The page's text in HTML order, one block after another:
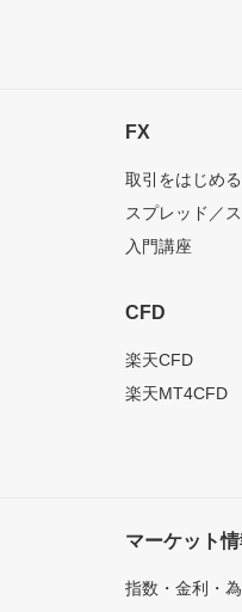
FX
取引をはじめ
スプレッド／
入門講座
CFD
楽天CFD
楽天MT4CFD
マーケット
指数・金利・